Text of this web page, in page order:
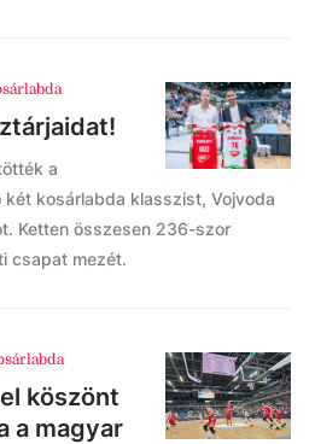
a
kosárlabda klasszist, Vojvoda
Ketten összesen 236-szor
csapat mezét.
köszönt
a magyar